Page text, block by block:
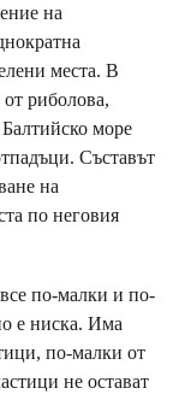
на
места. В
риболова,
море
Съставът
на
по неговия
по-малки и по-
е ниска. Има
по-малки от
не остават